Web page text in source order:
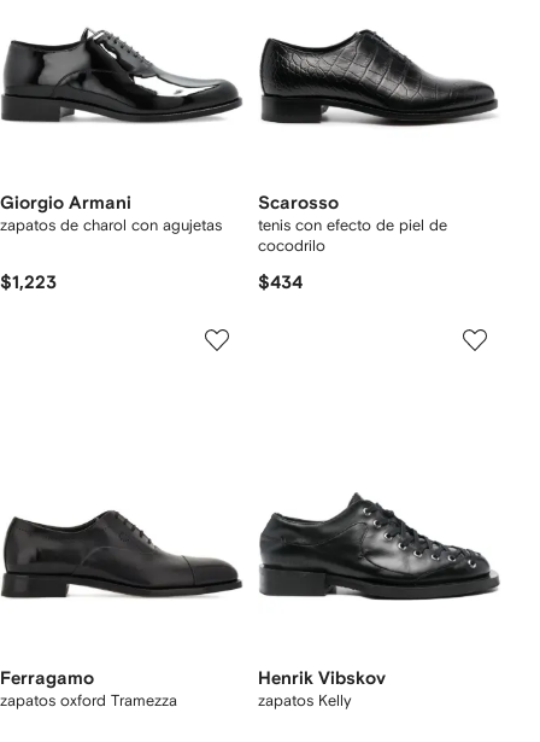
Giorgio Armani
zapatos de charol con agujetas
$1,223
Scarosso
tenis con efecto de piel de
cocodrilo
$434
Ferragamo
zapatos oxford Tramezza
Henrik Vibskov
zapatos Kelly